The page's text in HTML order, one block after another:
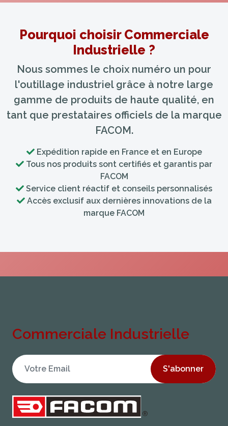
Pourquoi choisir Commerciale
Industrielle ?
Nous sommes le choix numéro un pour
l'outillage industriel grâce à notre large
gamme de produits de haute qualité, en
tant que prestataires officiels de la marque
FACOM.
Expédition rapide en France et en Europe
Tous nos produits sont certifiés et garantis par
FACOM
Service client réactif et conseils personnalisés
Accès exclusif aux dernières innovations de la
marque FACOM
Commerciale Industrielle
S'abonner